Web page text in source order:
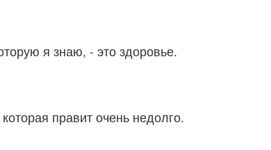
я знаю, - это здоровье.
правит очень недолго.